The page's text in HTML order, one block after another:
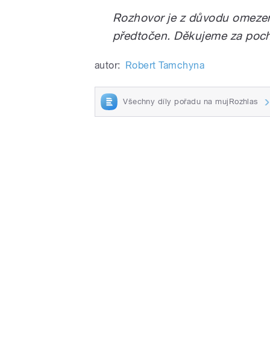
Rozhovor je z důvodu
předtočen. Děkujeme za
autor: Robert Tamchyna
Všechny díly pořadu na mujRozhlas